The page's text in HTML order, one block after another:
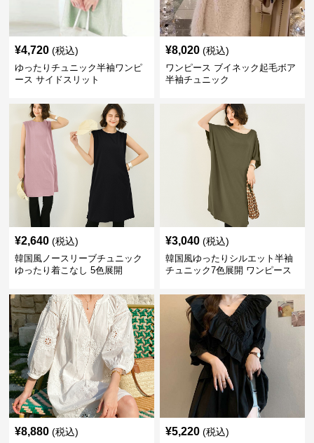
¥4,720 (税込)
ゆったりチュニック半袖ワンピ
ース サイドスリット
¥8,020 (税込)
ワンピース ブイネック起毛ボア
半袖チュニック
¥2,640 (税込)
韓国風ノースリーブチュニック
ゆったり着こなし 5色展開
¥3,040 (税込)
韓国風ゆったりシルエット半袖
チュニック7色展開 ワンピース
¥8,880 (税込) ¥5,220 (税込)